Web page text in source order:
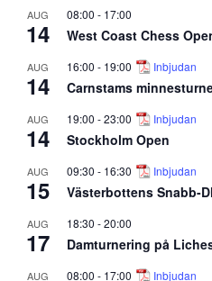
AUG
14
08:00 - 17:00
West Coast Chess
AUG
14
16:00 - 19:00 Inbjudan
Carnstams
AUG
14
19:00 -23:00 Inbjudan
Stockholm Open
AUG
15
09:30 - 16:30 Inbjudan
Västerbottens Snabb-
AUG
17
18:30 -20:00
Damturnering på
AUG 08:00 - 17:00 Inbjudan